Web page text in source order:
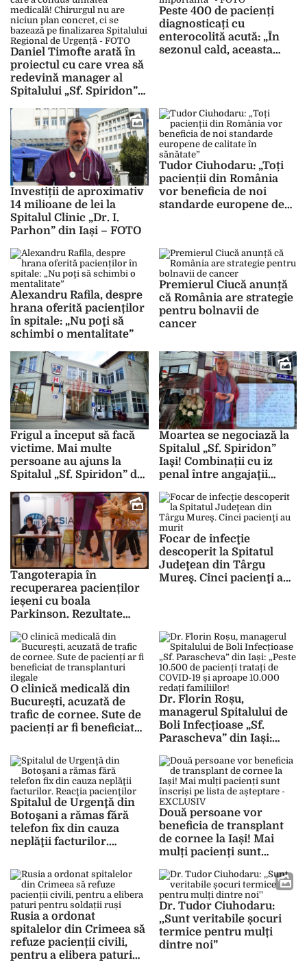
Daniel Timofte arată în
proiectul cu care vrea să
redevină manager al
Spitalului „Sf. Spiridon”
condus unitatea
medicală! Chirurgul nu
are niciun plan concret,
ci se bazează pe
finalizarea Spitalului
Regional de Urgență –
FOTO
Peste 400 de pacienți
diagnosticați cu
enterocolită acută: „În
sezonul cald, aceasta
Investiții de aproximativ
14 milioane de lei la
Spitalul Clinic „Dr. I.
Parhon” din Iași – FOTO
Tudor Ciuhodaru: „Toți
pacienții din România
vor beneficia de noi
standarde europene de
Alexandru Rafila, despre
hrana oferită pacienților
în spitale: „Nu poţi să
schimbi o mentalitate”
Premierul Ciucă anunță
că România are strategie
pentru bolnavii de
cancer
Frigul a început să facă
victime. Mai multe
persoane au ajuns la
Spitalul „Sf. Spiridon” din
hipotermie
Moartea se negociază la
Spitalul „Sf. Spiridon”
Iaşi! Combinații cu iz
penal între angajaţii
patronii firmelor de
pompe funebre! –
ÎNREGISTRARE
AUDIO/VIDEO
Tangoterapia în
recuperarea pacienților
ieșeni cu boala
Parkinson. Rezultate
– GALERIE FOTO
Focar de infecţie
descoperit la Spitatul
Judeţean din Târgu
Mureş. Cinci pacienţi au
O clinică medicală din
București, acuzată de
trafic de cornee. Sute de
pacienți ar fi beneficiat
Dr. Florin Roșu,
managerul Spitalului de
Boli Infecțioase „Sf.
Parascheva” din Iași:
tratați de COVID-19 și
aproape 10.000 redați
familiilor!”
Spitalul de Urgenţă din
Botoşani a rămas fără
telefon fix din cauza
neplăţii facturilor.
Două persoane vor
beneficia de transplant
de cornee la Iași! Mai
mulți pacienți sunt
așteptare – EXCLUSIV
Rusia a ordonat
spitalelor din Crimeea să
refuze pacienții civili,
pentru a elibera paturi
Dr. Tudor Ciuhodaru:
,,Sunt veritabile șocuri
termice pentru mulți
dintre noi”